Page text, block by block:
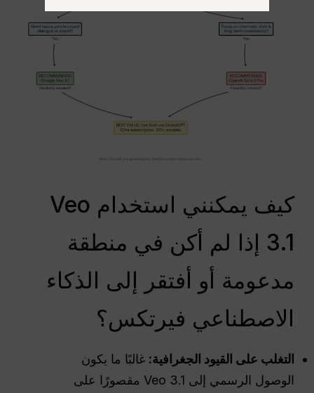
كيف يمكنني استخدام Veo
3.1 إذا لم أكن في منطقة
مدعومة أو أفتقر إلى الذكاء
الاصطناعي فيرتكس؟
التغلب على القيود الجغرافية: غالبًا ما يكون
الوصول الرسمي إلى Veo 3.1 مقصورًا على